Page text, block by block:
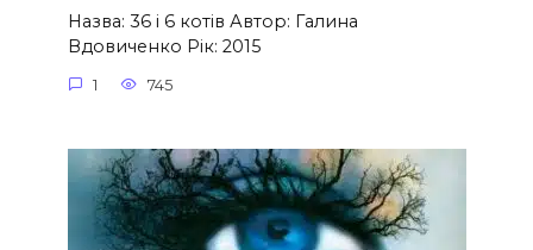
Назва: 36 і 6 котів Автор: Галина
Вдовиченко Рік: 2015
1 745